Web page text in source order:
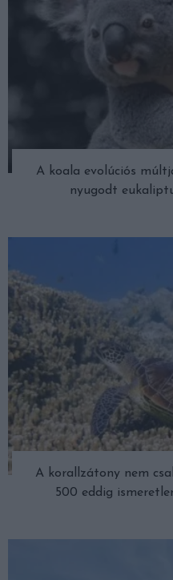
A koala evolúciós
nyugodt
A korallzátony nem
500 eddig